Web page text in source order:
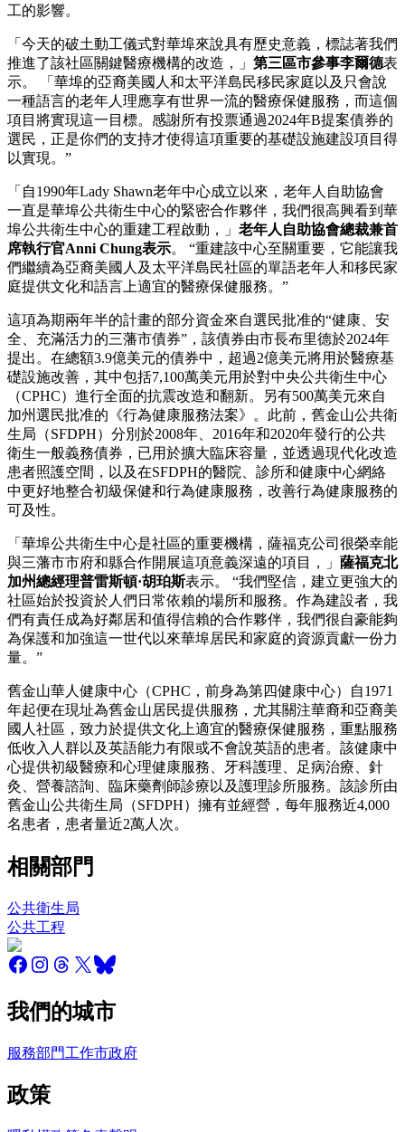
工的影響。
「今天的破土動工儀式對華埠來說具有歷史意義，標誌著我們
推進了該社區關鍵醫療機構的改造，」 第三區市參事李爾德表
示。 「華埠的亞裔美國人和太平洋島民移民家庭以及只會說
一種語言的老年人理應享有世界一流的醫療保健服務，而這個
項目將實現這一目標。感謝所有投票通過2024年B提案債券的
選民，正是你們的支持才使得這項重要的基礎設施建設項目得
以實現。”
「自1990年Lady Shawn老年中心成立以來，老年人自助協會
一直是華埠公共衛生中心的緊密合作夥伴，我們很高興看到華
埠公共衛生中心的重建工程啟動，」 老年人自助協會總裁兼首
席執行官Anni Chung表示。 “重建該中心至關重要，它能讓我
們繼續為亞裔美國人及太平洋島民社區的單語老年人和移民家
庭提供文化和語言上適宜的醫療保健服務。”
這項為期兩年半的計畫的部分資金來自選民批准的“健康、安
全、充滿活力的三藩市債券”，該債券由市長布里德於2024年
提出。在總額3.9億美元的債券中，超過2億美元將用於醫療基
礎設施改善，其中包括7,100萬美元用於對中央公共衛生中心
（CPHC）進行全面的抗震改造和翻新。另有500萬美元來自
加州選民批准的《行為健康服務法案》。此前，舊金山公共衛
生局（SFDPH）分別於2008年、2016年和2020年發行的公共
衛生一般義務債券，已用於擴大臨床容量，並透過現代化改造
患者照護空間，以及在SFDPH的醫院、診所和健康中心網絡
中更好地整合初級保健和行為健康服務，改善行為健康服務的
可及性。
「華埠公共衛生中心是社區的重要機構，薩福克公司很榮幸能
與三藩市市府和縣合作開展這項意義深遠的項目，」 薩福克北
加州總經理普雷斯頓·胡珀斯表示。 “我們堅信，建立更強大的
社區始於投資於人們日常依賴的場所和服務。作為建設者，我
們有責任成為好鄰居和值得信賴的合作夥伴，我們很自豪能夠
為保護和加強這一世代以來華埠居民和家庭的資源貢獻一份力
量。”
舊金山華人健康中心（CPHC，前身為第四健康中心）自1971
年起便在現址為舊金山居民提供服務，尤其關注華裔和亞裔美
國人社區，致力於提供文化上適宜的醫療保健服務，重點服務
低收入人群以及英語能力有限或不會說英語的患者。該健康中
心提供初級醫療和心理健康服務、牙科護理、足病治療、針
灸、營養諮詢、臨床藥劑師診療以及護理診所服務。該診所由
舊金山公共衛生局（SFDPH）擁有並經營，每年服務近4,000
名患者，患者量近2萬人次。
相關部門
公共衛生局
公共工程
我們的城市
服務部門工作市政府
政策